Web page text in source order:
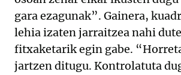
gara ezagunak”. Gainera,
lehia izaten jarraitzea nahi
fitxaketarik egin gabe.
jartzen ditugu. Kontrolatuta